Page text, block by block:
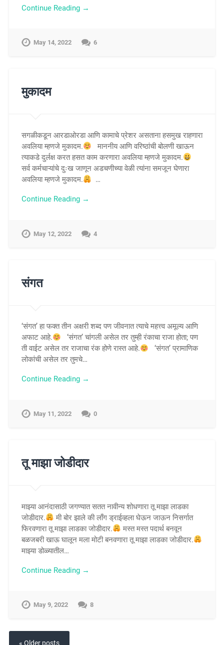
Continue Reading →
May 14, 2022 6
मुकादम
सगळीकडून आरडाओरडा आणि कामाचे प्रेशर असताना हसमुख राहणारा
अवलिया म्हणजे मुकादम.
माननीय आणि वरिष्ठांची बोलणी खाऊन
त्याकडे दुर्लक्ष करत हसत काम करणारा अवलिया म्हणजे मुकादम.
सर्व कर्मचाऱ्यांचे दुःख जाणून अडचणीच्या वेळी त्यांना समजून घेणारा
अवलिया म्हणजे मुकादम.
…
Continue Reading →
May 12, 2022 4
संगत
‘संगत’ हा फक्त तीन अक्षरी शब्द पण जीवनात त्याचे महत्त्व अमूल्य आणि
अफाट आहे.
‘संगत’ चांगली असेल तर तुम्ही रंकाचा राजा होता; पण
ती वाईट असेल तर राजाचा रंक होणे रास्त आहे.
‘संगत’ प्रामाणिक
लोकांची असेल तर तुमचे…
Continue Reading →
May 11, 2022 0
तू माझा जोडीदार
माझ्या आनंदासाठी जगण्यात सतत नावीन्य शोधणारा तू माझा लाडका
जोडीदार.
मी बोर झाले की लाँग ड्राईव्हला घेऊन जाऊन निसर्गात
फिरवणारा तू माझा लाडका जोडीदार.
मस्त मस्त पदार्थ बनवून
बळजबरी खाऊ घालून मला मोटी बनवणारा तू माझा लाडका जोडीदार.
माझ्या डोळ्यातील…
Continue Reading →
May 9, 2022 8